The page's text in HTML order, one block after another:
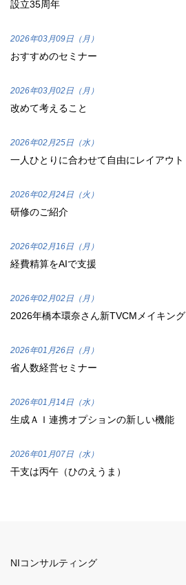
設立35周年
2026年03月09日（月）
おすすめのセミナー
2026年03月02日（月）
改めて考えること
2026年02月25日（水）
一人ひとりに合わせて自由にレイアウト
2026年02月24日（火）
研修のご紹介
2026年02月16日（月）
経費精算をAIで支援
2026年02月02日（月）
2026年橋本環奈さん新TVCMメイキング
2026年01月26日（月）
省人数経営セミナー
2026年01月14日（水）
生成ＡＩ連携オプションの新しい機能
2026年01月07日（水）
干支は丙午（ひのえうま）
NIコンサルティング